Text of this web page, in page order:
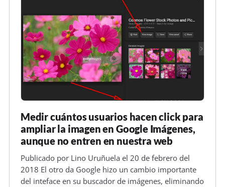
Medir cuántos usuarios hacen click para
ampliar la imagen en Google Imágenes,
aunque no entren en nuestra web
Publicado por Lino Uruñuela el 20 de febrero del
2018 El otro da Google hizo un cambio importante
del inteface en su buscador de imágenes, eliminando